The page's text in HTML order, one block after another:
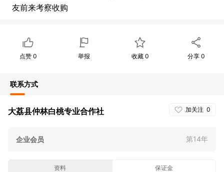
友前来考察收购
点赞 0 举报 收藏 0 分享 0
联系方式
加关注 0
大荔县仲林白桃专业合作社
企业会员 第14年
资料 保证金